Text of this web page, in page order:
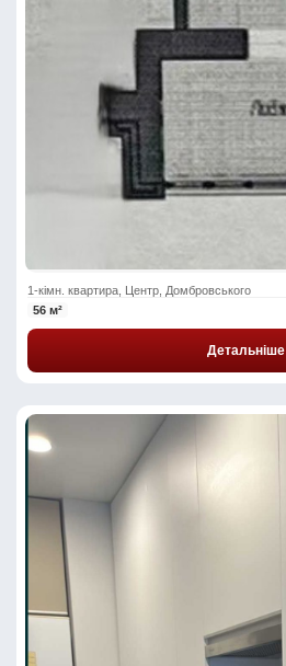
1-кімн. квартира, Центр, Домбровського
56 м²
Детальніше